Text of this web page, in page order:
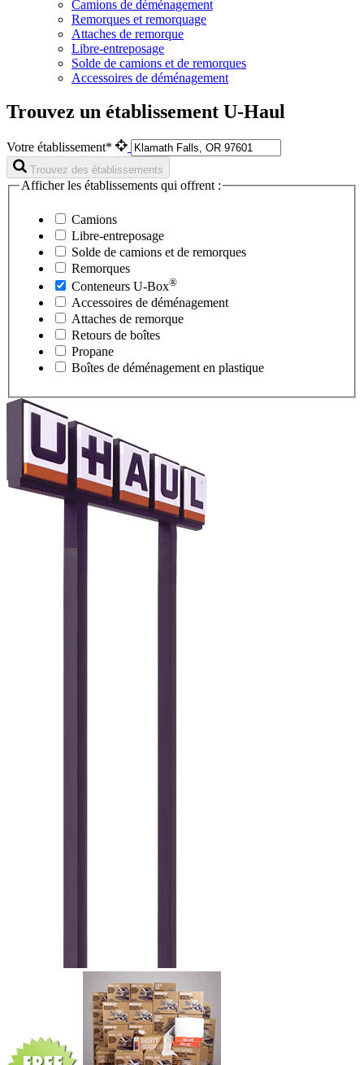
Camions de déménagement
Remorques et remorquage
Attaches de remorque
Libre-entreposage
Solde de camions et de remorques
Accessoires de déménagement
Trouvez un établissement U-Haul
Votre établissement*
Trouvez des établissements
Afficher les établissements qui offrent :
Camions
Libre-entreposage
Solde de camions et de remorques
Remorques
Conteneurs U-Box®
Accessoires de déménagement
Attaches de remorque
Retours de boîtes
Propane
Boîtes de déménagement en plastique